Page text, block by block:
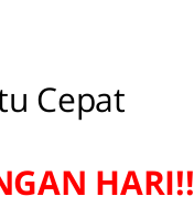
Cepat
HARI!!